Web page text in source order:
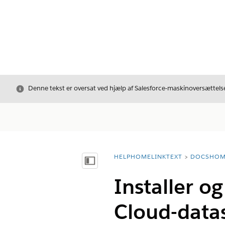
LukDenne tekst er oversat ved hjælp af Salesforce-
Vis indholdsfortegnelse
breadcrumbDescription
HELPHOMELINKTEXT
Installer
Cloud-